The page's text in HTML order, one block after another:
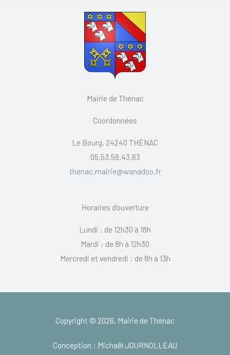
Mairie de Thénac
Coordonnées
Le Bourg, 24240 THÉNAC
05.53.58.43.63
thenac.mairie@wanadoo.fr
Horaires d'ouverture
Lundi : de 12h30 à 18h
Mardi : de 8h à 12h30
Mercredi et vendredi : de 8h à 13h
Copyright © 2026, Mairie de Thénac
Conception : Michaël JOURNOLLEAU